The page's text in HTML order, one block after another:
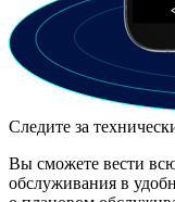
Следите за
Вы сможете вести
обслуживания в